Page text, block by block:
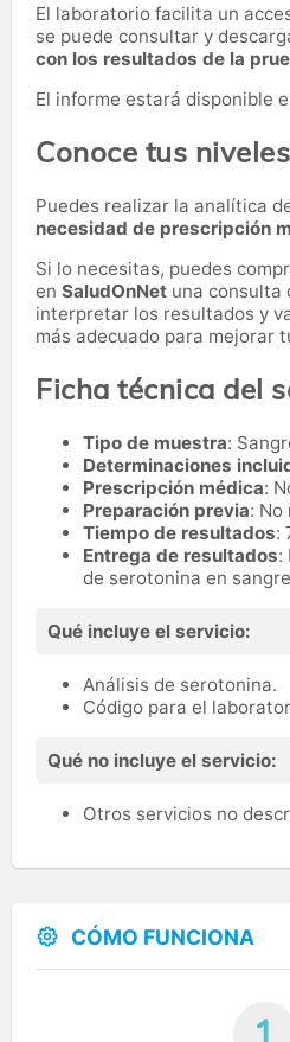
El laboratorio facilita un
se puede consultar y
con los resultados de la
El informe estará disponible
Conoce tus
Puedes realizar la analítica
necesidad de prescripción
Si lo necesitas, puedes
en SaludOnNet una consulta
interpretar los resultados y
más adecuado para mejorar
Ficha técnica del
Tipo de muestra:
Determinaciones
Prescripción médica:
Preparación previa: No
Tiempo de resultados:
Entrega de resultados:
de serotonina en
Qué incluye el servicio:
Análisis de serotonina.
Código para el
Qué no incluye el servicio:
Otros servicios no
CÓMO FUNCIONA